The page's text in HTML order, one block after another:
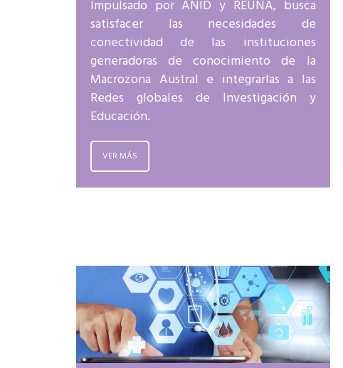
Impulsado por ANID y REUNA, busca
satisfacer las necesidades de
conectividad de las instituciones
generadoras de conocimiento de la
Macrozona Austral e integrarlas a las
Redes globales de Investigación y
Educación.
VER MÁS